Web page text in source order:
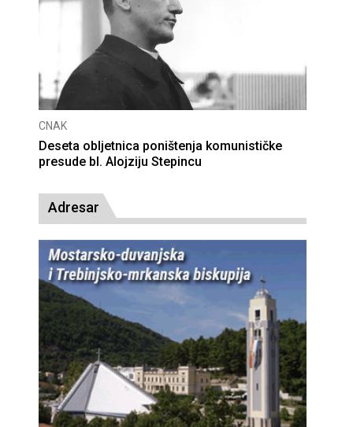
CNAK
Deseta obljetnica poništenja komunističke
presude bl. Alojziju Stepincu
Adresar